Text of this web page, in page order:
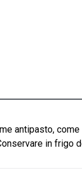
antipasto,
in frigo